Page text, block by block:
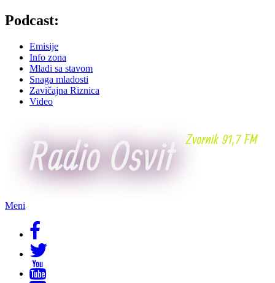
Skoči
na
sadržaj
Podcast:
Emisije
Info zona
Mladi sa stavom
Snaga mladosti
Zavičajna Riznica
Video
Meni